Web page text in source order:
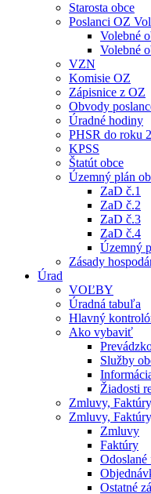
Starosta obce
Poslanci OZ
Volebné
Volebné
VZN
Komisie OZ
Zápisnice z OZ
Obvody
Úradné hodiny
PHSR do roku
KPSS
Štatút obce
Územný plán
ZaD č.1
ZaD č.2
ZaD č.3
ZaD č.4
Územný
Zásady
Úrad
VOĽBY
Úradná tabuľa
Hlavný
Ako vybaviť
Služby
Žiadosti
Zmluvy,
Zmluvy,
Zmluvy
Faktúry
Ostatné